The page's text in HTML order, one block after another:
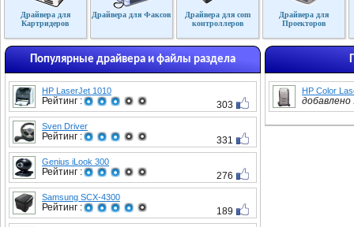
Драйвера для
Картридеров
Драйвера для Факсов
Драйвера для com
контроллеров
Драйвера для
Проекторов
Популярные драйвера и файлы раздела
HP LaserJet 1010
Рейтинг : 303
Sven Driver
Рейтинг : 331
Genius iLook 300
Рейтинг : 276
Samsung SCX-4300
Рейтинг : 189
HP Color
добавлено